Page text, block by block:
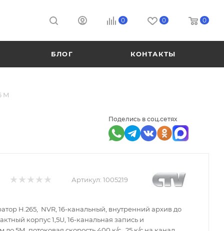
0 0 0
БЛОГ КОНТАКТЫ
M
Поделись в соц.сетях
Артикул: 1005219
H.265, NVR, 16-канальный, внутренний архив до
корпус 1,5U, 16-канальная запись и